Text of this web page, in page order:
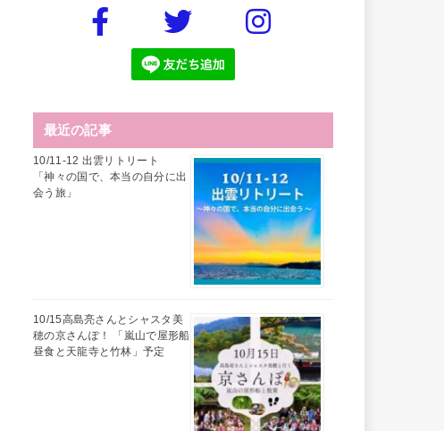
最近の記事
10/11-12 出雲リトリート
「神々の国で、本当の自分に出
会う旅」
10/15高島亮さんとシャスタ美
穂の京さんぽ！ 「嵐山で屋形船
昼食と天龍寺と竹林」予定